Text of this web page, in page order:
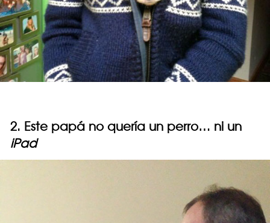
2. Este papá no quería un perro… ni un
iPad